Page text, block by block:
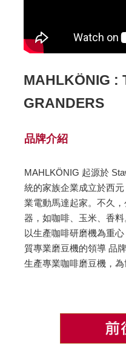
MAHLKÖNIG :
GRANDERS
品牌介紹
MAHLKÖNIG 起源於
統的家族企業成立於西
業電動馬達起家。不久
器，如咖啡、玉米、香
以生產咖啡研磨機為重
質專業磨豆機的領導 品
生產專業咖啡磨豆機，為